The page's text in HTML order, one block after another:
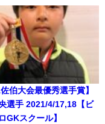
佐伯大会最優秀選手賞】
選手 2021/4/17,18【ビ
GKスクール】